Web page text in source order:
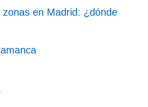
zonas en Madrid: ¿dónde